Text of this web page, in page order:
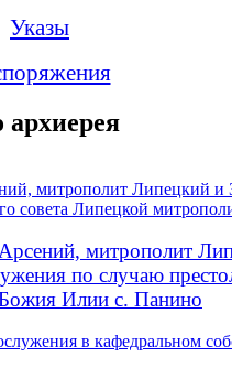
Указы
митрополит Липецкий и
совета Липецкой
митрополит
по случаю
Илии с. Панино
в кафедральном